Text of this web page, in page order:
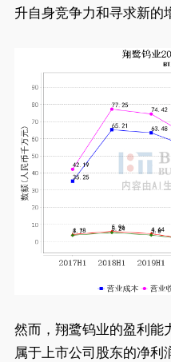
升自身竞争力和寻求新的
然而，翔鹭钨业的盈利能
属于上市公司股东的净利